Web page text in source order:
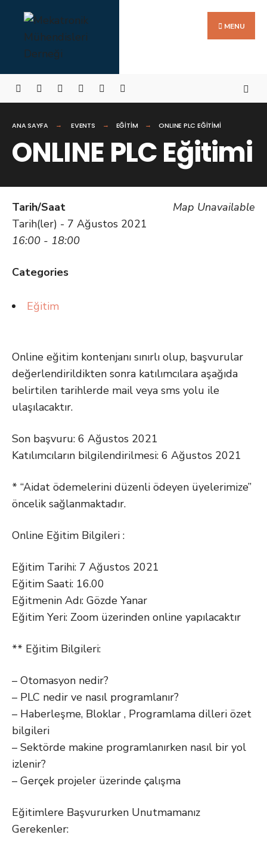
Skip
content
MENU
ANA SAYFA EVENTS EĞITIM ONLINE PLC EĞITIMI
ONLINE PLC Eğitimi
Map Unavailable
Tarih/Saat
Tarih(ler) - 7 Ağustos 2021
16:00 - 18:00
Categories
Eğitim
Online eğitim kontenjanı sınırlı olup, başvurular
değerlendirildikten sonra katılımcılara aşağıda
belirtilen tarihlerde mail veya sms yolu ile
ulaşılacaktır.
Son başvuru: 6 Ağustos 2021
Katılımcıların bilgilendirilmesi: 6 Ağustos 2021
* “Aidat ödemelerini düzenli ödeyen üyelerimize”
öncelik sağlanmaktadır.
Online Eğitim Bilgileri :
Eğitim Tarihi: 7 Ağustos 2021
Eğitim Saati: 16.00
Eğitmenin Adı: Gözde Yanar
Eğitim Yeri: Zoom üzerinden online yapılacaktır
** Eğitim Bilgileri:
– Otomasyon nedir?
– PLC nedir ve nasıl programlanır?
– Haberleşme, Bloklar , Programlama dilleri özet
bilgileri
– Sektörde makine programlanırken nasıl bir yol
izlenir?
– Gerçek projeler üzerinde çalışma
Eğitimlere Başvururken Unutmamanız
Gerekenler:
for: